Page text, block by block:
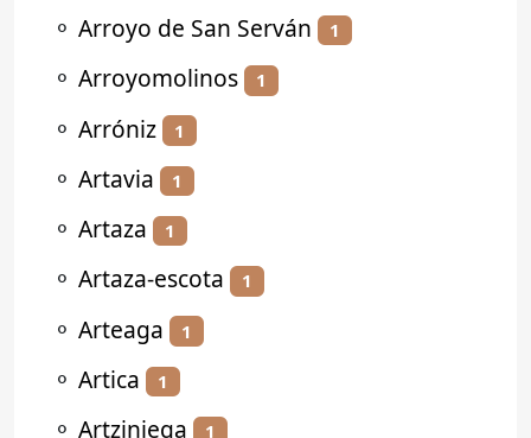
⚬ Arroyo de San Serván 1
⚬ Arroyomolinos 1
⚬ Arróniz 1
⚬ Artavia 1
⚬ Artaza 1
⚬ Artaza-escota 1
⚬ Arteaga 1
⚬ Artica 1
⚬ Artziniega 1